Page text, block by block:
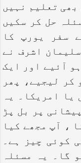
تعلیم نہیں
حل کر سکیں
سفر یورپ کا
اشرف نے
آئیے اور ایک
کر لیجیے، پھر
یا امریکا۔ یہ
پر بل پڑ
، آپ مجھے کیا
کوئی چیز ہے۔
گا۔ یہ مسئلہ